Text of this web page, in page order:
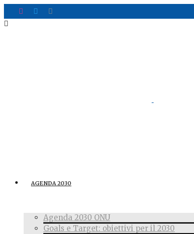
AGENDA 2030
Agenda 2030 ONU
Goals e Target: obiettivi per il 2030